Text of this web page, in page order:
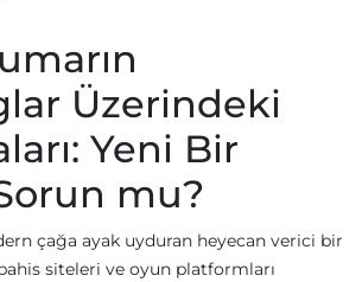
Üzerindeki
Yeni Bir
mu?
çağa ayak uyduran heyecan verici bir
siteleri ve oyun platformları